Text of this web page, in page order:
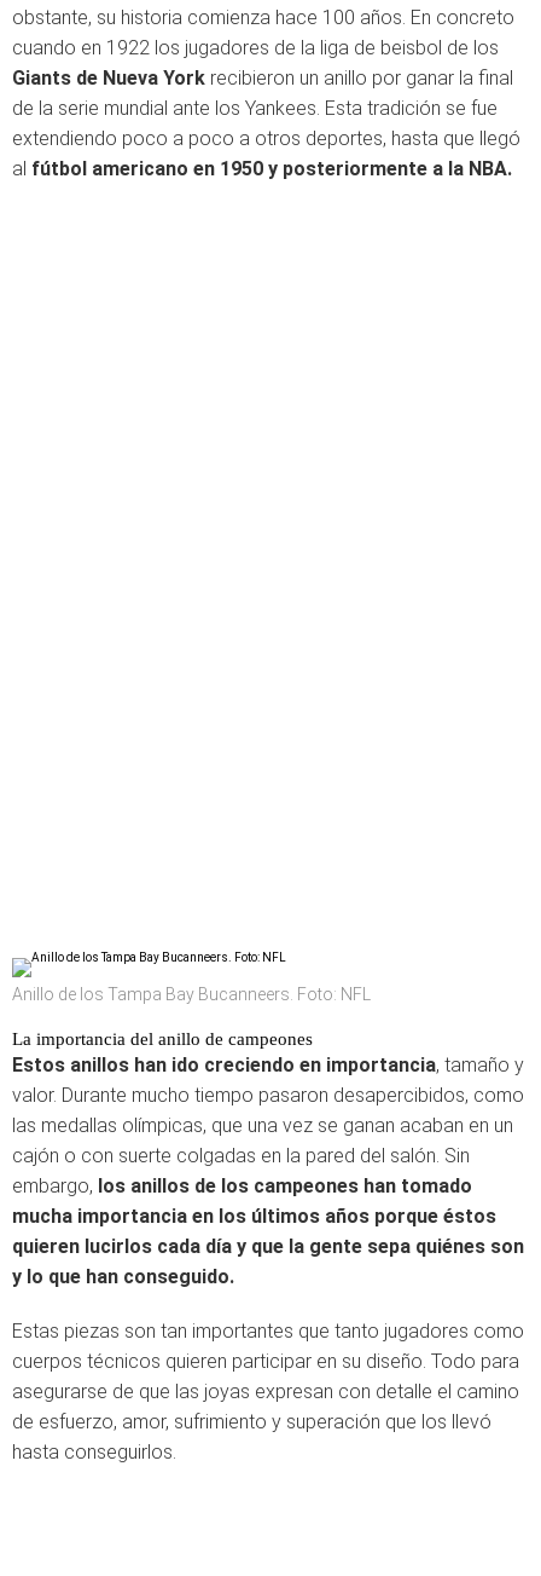
obstante, su historia comienza hace 100 años. En concreto
cuando en 1922 los jugadores de la liga de beisbol de los
Giants de Nueva York recibieron un anillo por ganar la final
de la serie mundial ante los Yankees. Esta tradición se fue
extendiendo poco a poco a otros deportes, hasta que llegó
al fútbol americano en 1950 y posteriormente a la NBA.
Anillo de los Tampa Bay Bucanneers. Foto: NFL
La importancia del anillo de campeones
Estos anillos han ido creciendo en importancia, tamaño y
valor. Durante mucho tiempo pasaron desapercibidos, como
las medallas olímpicas, que una vez se ganan acaban en un
cajón o con suerte colgadas en la pared del salón. Sin
embargo, los anillos de los campeones han tomado
mucha importancia en los últimos años porque éstos
quieren lucirlos cada día y que la gente sepa quiénes son
y lo que han conseguido.
Estas piezas son tan importantes que tanto jugadores como
cuerpos técnicos quieren participar en su diseño. Todo para
asegurarse de que las joyas expresan con detalle el camino
de esfuerzo, amor, sufrimiento y superación que los llevó
hasta conseguirlos.